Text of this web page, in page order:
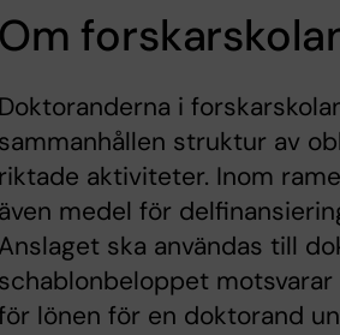
Om
Doktoranderna i
sammanhållen struktur av
riktade aktiviteter. Inom
även medel för
Anslaget ska användas till
schablonbeloppet
lönen för en doktorand